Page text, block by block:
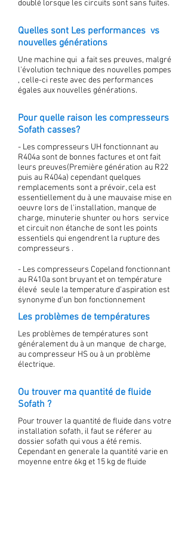
doublé lorsque les circuits sont sans fuites.
Quelles sont Les performances vs
nouvelles générations
Une machine qui a fait ses preuves, malgré
l'évolution technique des nouvelles pompes
, celle-ci reste avec des performances
égales aux nouvelles générations.
Pour quelle raison les compresseurs
Sofath casses?
- Les compresseurs UH fonctionnant au
R404a sont de bonnes factures et ont fait
leurs preuves(Première génération au R22
puis au R404a) cependant quelques
remplacements sont a prévoir, cela est
essentiellement du à une mauvaise mise en
oeuvre lors de l'installation, manque de
charge, minuterie shunter ou hors service
et circuit non étanche de sont les points
essentiels qui engendrent la rupture des
compresseurs .
- Les compresseurs Copeland fonctionnant
au R410a sont bruyant et on température
élevé seule la temperature d'aspiration est
synonyme d'un bon fonctionnement
Les problèmes de températures
Les problèmes de températures sont
généralement du à un manque de charge,
au compresseur HS ou à un problème
électrique.
Ou trouver ma quantité de fluide
Sofath ?
Pour trouver la quantité de fluide dans votre
installation sofath, il faut se réferer au
dossier sofath qui vous a été remis.
Cependant en generale la quantité varie en
moyenne entre 6kg et 15 kg de fluide